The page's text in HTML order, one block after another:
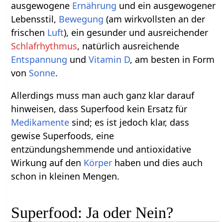
ausgewogene Ernährung und ein ausgewogener
Lebensstil, Bewegung (am wirkvollsten an der
frischen Luft), ein gesunder und ausreichender
Schlafrhythmus, natürlich ausreichende
Entspannung undVitamin D, am besten in Form
von Sonne.
Allerdings muss man auch ganz klar darauf
hinweisen, dass Superfood kein Ersatz für
Medikamente sind; es ist jedoch klar, dass
gewise Superfoods, eine
entzündungshemmende und antioxidative
Wirkung auf den Körper haben und dies auch
schon in kleinen Mengen.
Superfood: Ja oder Nein?